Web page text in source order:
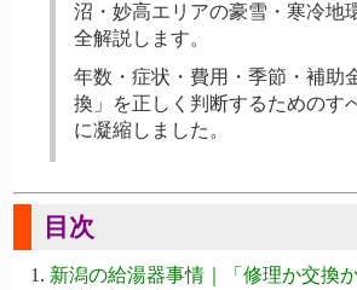
沼・妙高エリアの豪雪・寒冷地
全解説します。
年数・症状・費用・季節・補助
換」を正しく判断するためのす
に凝縮しました。
目次
新潟の給湯器事情｜「修理か交換